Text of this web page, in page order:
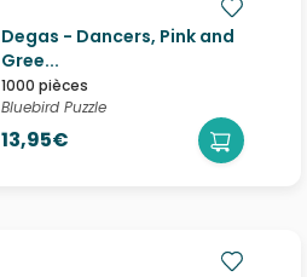
Degas - Dancers, Pink and
Gree...
1000 pièces
Bluebird Puzzle
13,95€